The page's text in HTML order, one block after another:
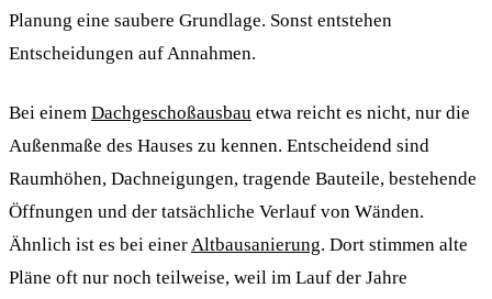
Planung eine saubere Grundlage. Sonst entstehen
Entscheidungen auf Annahmen.
Bei einem Dachgeschoßausbau etwa reicht es nicht, nur die
Außenmaße des Hauses zu kennen. Entscheidend sind
Raumhöhen, Dachneigungen, tragende Bauteile, bestehende
Öffnungen und der tatsächliche Verlauf von Wänden.
Ähnlich ist es bei einerAltbausanierung. Dort stimmen alte
Pläne oft nur noch teilweise, weil im Lauf der Jahre